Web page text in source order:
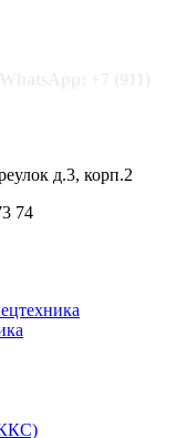
д.3, корп.2
74